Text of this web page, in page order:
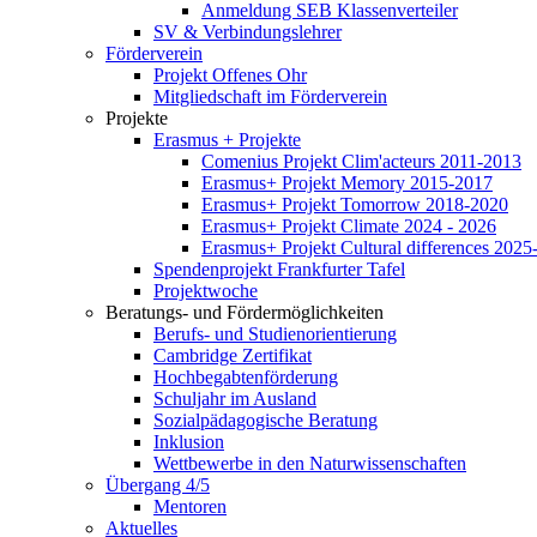
Anmeldung SEB Klassenverteiler
SV & Verbindungslehrer
Förderverein
Projekt Offenes Ohr
Mitgliedschaft im Förderverein
Projekte
Erasmus + Projekte
Comenius Projekt Clim'acteurs 2011-2013
Erasmus+ Projekt Memory 2015-2017
Erasmus+ Projekt Tomorrow 2018-2020
Erasmus+ Projekt Climate 2024 - 2026
Erasmus+ Projekt Cultural differences
Spendenprojekt Frankfurter Tafel
Projektwoche
Beratungs- und Fördermöglichkeiten
Berufs- und Studienorientierung
Cambridge Zertifikat
Hochbegabtenförderung
Schuljahr im Ausland
Sozialpädagogische Beratung
Inklusion
Wettbewerbe in den Naturwissenschaften
Übergang 4/5
Mentoren
Aktuelles